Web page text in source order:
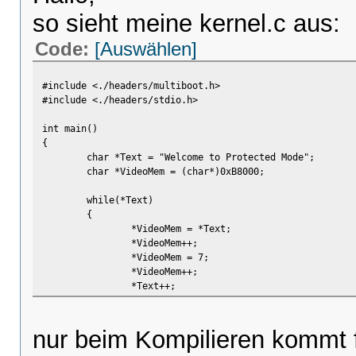
so sieht meine kernel.c aus:
Code: [Auswählen]
#include <./headers/multiboot.h>
#include <./headers/stdio.h>
int main()
{
char *Text = "Welcome to Protected Mode";
char *VideoMem = (char*)0xB8000;
while(*Text)
{
*VideoMem = *Text;
*VideoMem++;
*VideoMem = 7;
*VideoMem++;
*Text++;
}
return(0);
nur beim Kompilieren kommt